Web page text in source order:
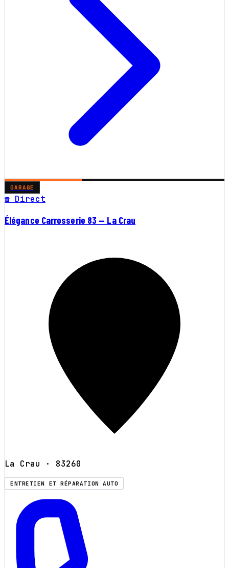
GARAGE
☎ Direct
Élégance Carrosserie 83 — La Crau
La Crau · 83260
ENTRETIEN ET RÉPARATION AUTO